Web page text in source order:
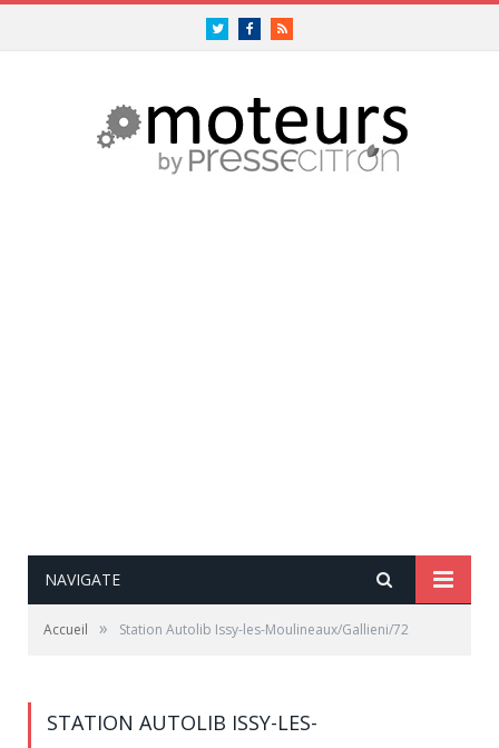
TwitterFacebookRSS
NAVIGATE
Accueil » Station Autolib Issy-les-Moulineaux/Gallieni/72
STATION AUTOLIB ISSY-LES-